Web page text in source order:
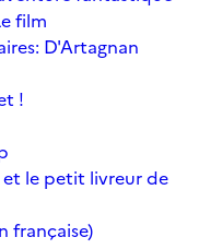
film
D'Artagnan
!
et le petit livreur de
française)